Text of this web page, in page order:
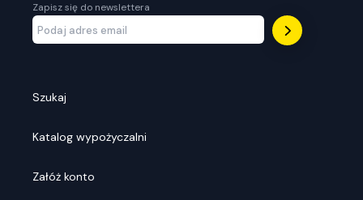
Zapisz się do newslettera
Szukaj
Katalog wypożyczalni
Załóż konto